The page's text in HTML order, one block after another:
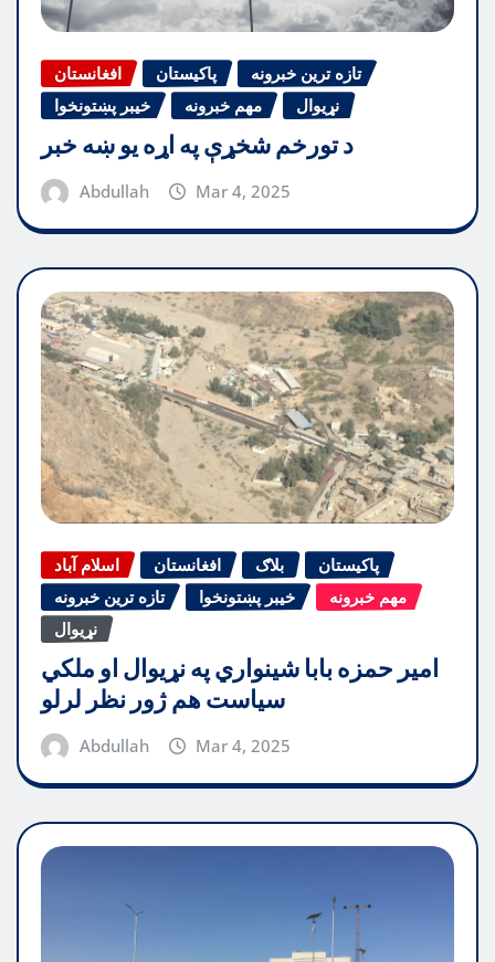
افغانستان پاکیستان
تازه ترین خبرونه
خیبر پښتونخوا
مهم خبرونه نړیوال
د تورخم شخړې په اړه یو ښه خبر
Abdullah Mar 4, 2025
اسلام آباد افغانستان بلاګ
پاکیستان
تازه ترین خبرونه
خیبر پښتونخوا
مهم خبرونه
نړیوال
امیر حمزه بابا شینواري په نړیوال او ملکي
سیاست هم ژور نظر لرلو
Abdullah Mar 4, 2025